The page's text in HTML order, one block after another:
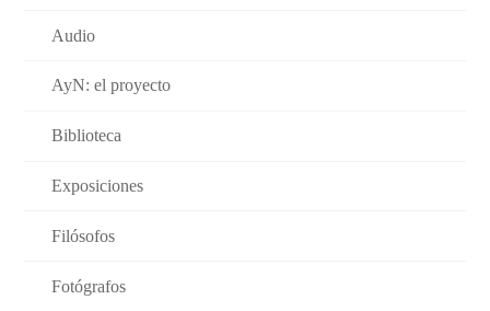
Audio
AyN: el proyecto
Biblioteca
Exposiciones
Filósofos
Fotógrafos